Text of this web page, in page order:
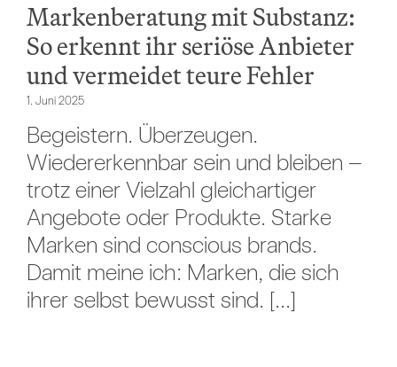
Markenberatung mit Substanz:
So erkennt ihr seriöse Anbieter
und vermeidet teure Fehler
1. Juni 2025
Begeistern. Überzeugen.
Wiedererkennbar sein und bleiben –
trotz einer Vielzahl gleichartiger
Angebote oder Produkte. Starke
Marken sind conscious brands.
Damit meine ich: Marken, die sich
ihrer selbst bewusst sind. [...]